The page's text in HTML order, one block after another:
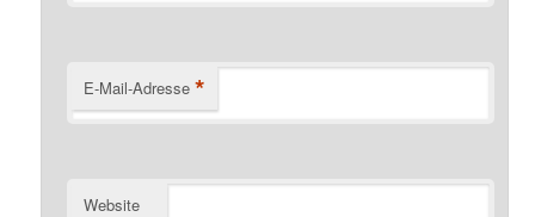
E-Mail-Adresse *
Website